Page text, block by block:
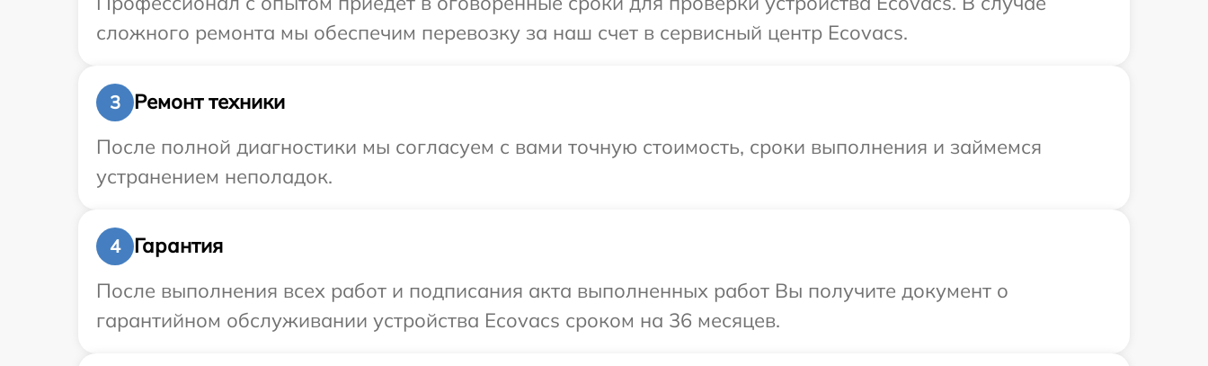
сложного ремонта мы обеспечим перевозку за наш счет в сервисный центр Ecovacs.
3
Ремонт техники
После полной диагностики мы согласуем с вами точную стоимость, сроки выполнения и займемся
устранением неполадок.
4
Гарантия
После выполнения всех работ и подписания акта выполненных работ Вы получите документ о
гарантийном обслуживании устройства Ecovacs сроком на 36 месяцев.